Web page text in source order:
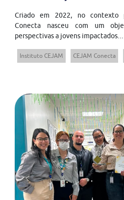
Criado em 2022, no contexto
Conecta nasceu com um
perspectivas a jovens impactados...
Instituto CEJAM CEJAM Conecta